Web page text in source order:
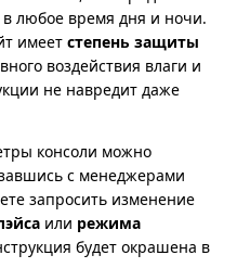
любое время дня и ночи.
имеет степень защиты
воздействия влаги и
не навредит даже
консоли можно
с менеджерами
запросить изменение
или режима
будет окрашена в